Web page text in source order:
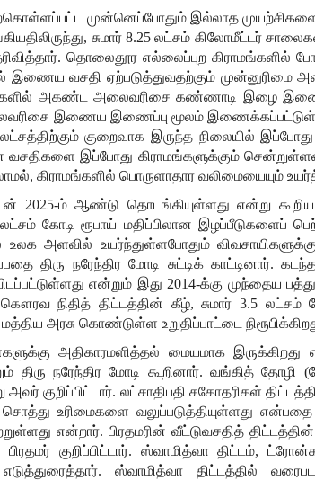
முன்னெப்போதும் இல்லாத
, சுமார்8.25லட்சம் கிலோமீட்டர்
. தொலைதூர எல்லைப்புற கிராமங்களில்
இணைய வசதி ஏற்படுத்துவதற்கும் முன்னுரிமை
அகண்ட அலைவரிசை கண்ணாடி இழை
இணைய இணைப்பு மூலம்
லட்சத்திற்கும் குறைவாக இருந்த நிலையில் இப்போது
வசதிகளை இப்போது கிராமங்களுக்கும்
, கிராமங்களில் பொருளாதார வலிமையையும்
2025-ம் ஆண்டு தொடங்கியுள்ளது என்று கூறிய
லட்சம் கோடி ரூபாய் மதிப்பிலான இழப்பீடுகளைப்
உலக அளவில் உயர்ந்துள்ளபோதும்
திரு நரேந்திர மோடி சுட்டிக் காட்டினார்.
என்றும் இது 2014-க்கு முந்தைய பத்து
கௌரவ நிதித் திட்டத்தின் கீழ்,சுமார் 3.5 லட்சம்
மத்திய அரசு கொண்டுள்ள உறுதிப்பாட்டை
அதிகாரமளித்தல் மையமாக இருக்கிறது
திரு நரேந்திர மோடி கூறினார். வங்கித் தோழி (
அவர் குறிப்பிட்டார். லட்சாதிபதி சகோதரிகள்
சொத்து உரிமைகளை வலுப்படுத்தியுள்ளது என்பதை
என்றார். பிரதமரின் வீட்டுவசதித் திட்டத்தின்
பிரதமர் குறிப்பிட்டார். ஸ்வாமித்வா திட்டம்,
எடுத்துரைத்தார்.ஸ்வாமித்வா திட்டத்தில்